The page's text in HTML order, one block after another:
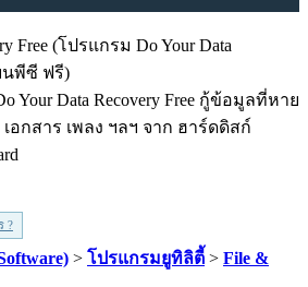
Your Data Recovery Free กู้ข้อมูลที่หาย
อกสาร เพลง ฯลฯ จาก ฮาร์ดดิสก์
?
> โปรแกรมยูทิลิตี้ > File &